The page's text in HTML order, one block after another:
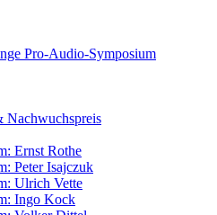
Pro-Audio-Symposium
Nachwuchspreis
Ernst Rothe
Peter Isajczuk
Ulrich Vette
Ingo Kock